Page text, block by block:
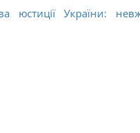
юстиції України: